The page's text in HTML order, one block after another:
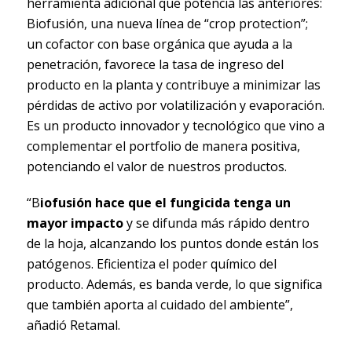
Biofusión, una nueva línea de “crop protection”;
un cofactor con base orgánica que ayuda a la
penetración, favorece la tasa de ingreso del
producto en la planta y contribuye a minimizar las
pérdidas de activo por volatilización y evaporación.
Es un producto innovador y tecnológico que vino a
complementar el portfolio de manera positiva,
potenciando el valor de nuestros productos.
“Biofusión hace que el fungicida tenga un
mayor impactoy se difunda más rápido dentro
de la hoja, alcanzando los puntos donde están los
patógenos. Eficientiza el poder químico del
producto. Además, es banda verde, lo que significa
que también aporta al cuidado del ambiente”,
añadió Retamal.